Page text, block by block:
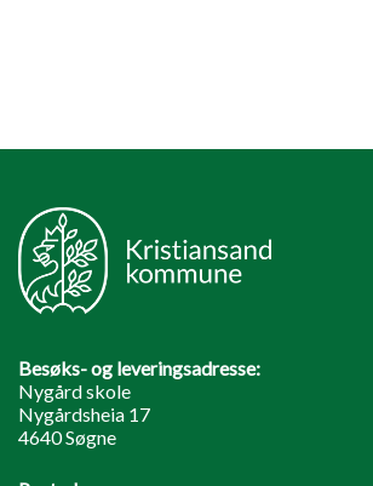
Besøks- og leveringsadresse:
Nygård skole
Nygårdsheia 17
4640 Søgne